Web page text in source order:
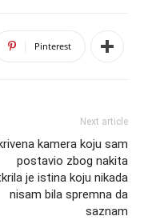
Pinterest
Next article
kamera koju sam
postavio zbog nakita
je istina koju nikada
nisam bila spremna da
saznam